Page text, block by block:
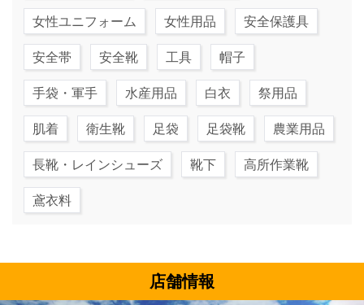
女性ユニフォーム 女性用品 安全保護具
安全帯 安全靴 工具 帽子
手袋・軍手 水産用品 白衣 祭用品
肌着 衛生靴 足袋 足袋靴 農業用品
長靴・レインシューズ 靴下 高所作業靴
鳶衣料
店舗情報